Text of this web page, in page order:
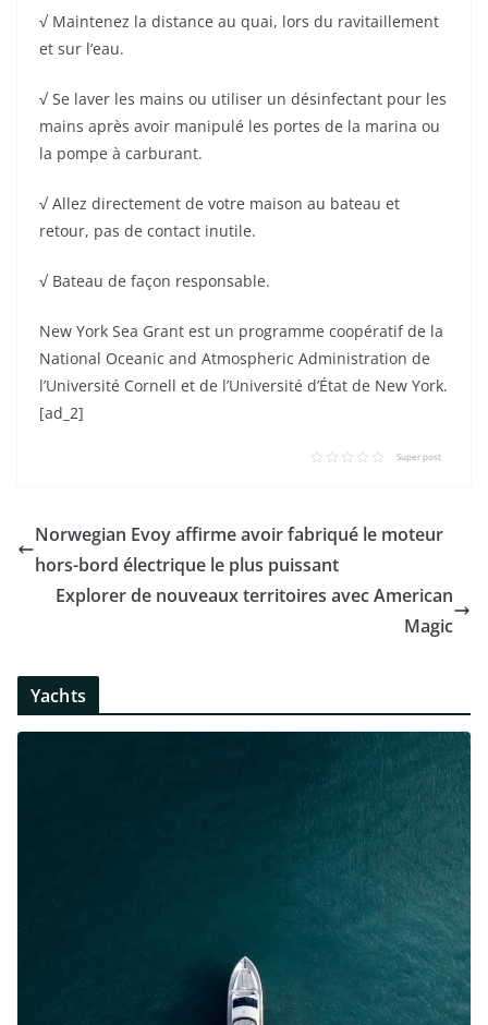
√ Maintenez la distance au quai, lors du ravitaillement
et sur l’eau.
√ Se laver les mains ou utiliser un désinfectant pour les
mains après avoir manipulé les portes de la marina ou
la pompe à carburant.
√ Allez directement de votre maison au bateau et
retour, pas de contact inutile.
√ Bateau de façon responsable.
New York Sea Grant est un programme coopératif de la
National Oceanic and Atmospheric Administration de
l’Université Cornell et de l’Université d’État de New York.
[ad_2]
Super post
Norwegian Evoy affirme avoir fabriqué le moteur
hors-bord électrique le plus puissant
Explorer de nouveaux territoires avec American
Magic
Yachts